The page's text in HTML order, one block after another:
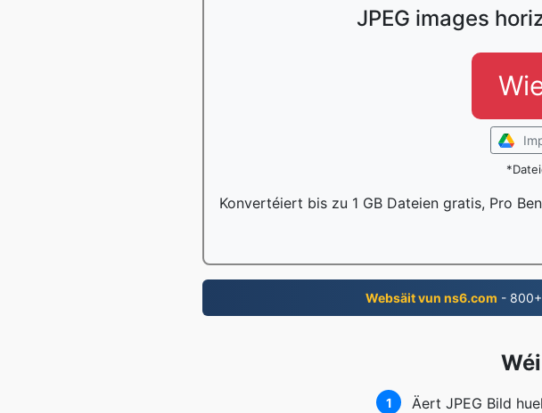
JPEG images
Konvertéiert bis zu 1 GB Dateien gratis, Pro
Websäit vun ns6.com -
1 Äert JPEG Bild